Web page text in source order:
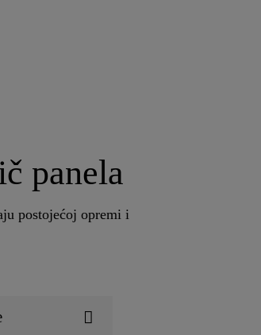
panela
postojećoj opremi i